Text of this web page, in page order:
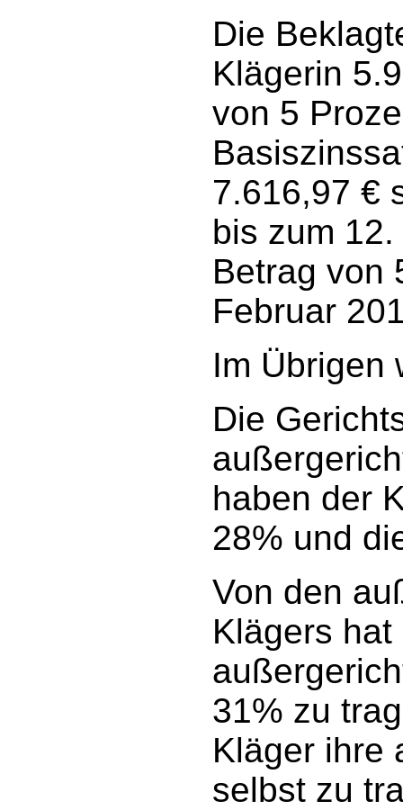
Die
Klägerin
von 5
7.616,97 €
bis zum
Betrag von
Februar
Im Übrigen
Die
haben der
28% und
Von den
Klägers
31% zu
Kläger ihre
selbst zu